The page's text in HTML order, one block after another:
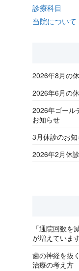
診療科目
当院について
2026年8月の
2026年6月の
2026年ゴール
お知らせ
3月休診のお
2026年2月休
「通院回数を
が増えていま
歯の神経を抜
治療の考え方